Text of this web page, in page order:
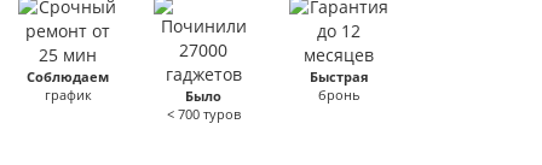
Соблюдаем
график
Было
< 700 туров
Быстрая
бронь